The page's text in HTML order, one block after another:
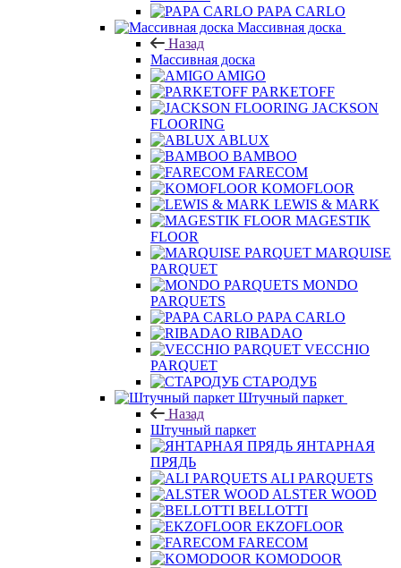
PAPA CARLO
Массивная доска
Назад
Массивная доска
AMIGO
PARKETOFF
JACKSON
FLOORING
ABLUX
BAMBOO
FARECOM
KOMOFLOOR
LEWIS & MARK
MAGESTIK
FLOOR
MARQUISE
PARQUET
MONDO
PARQUETS
PAPA CARLO
RIBADAO
VECCHIO
PARQUET
СТАРОДУБ
Штучный паркет
Назад
Штучный паркет
ЯНТАРНАЯ
ПРЯДЬ
ALI PARQUETS
ALSTER WOOD
BELLOTTI
EKZOFLOOR
FARECOM
KOMODOOR